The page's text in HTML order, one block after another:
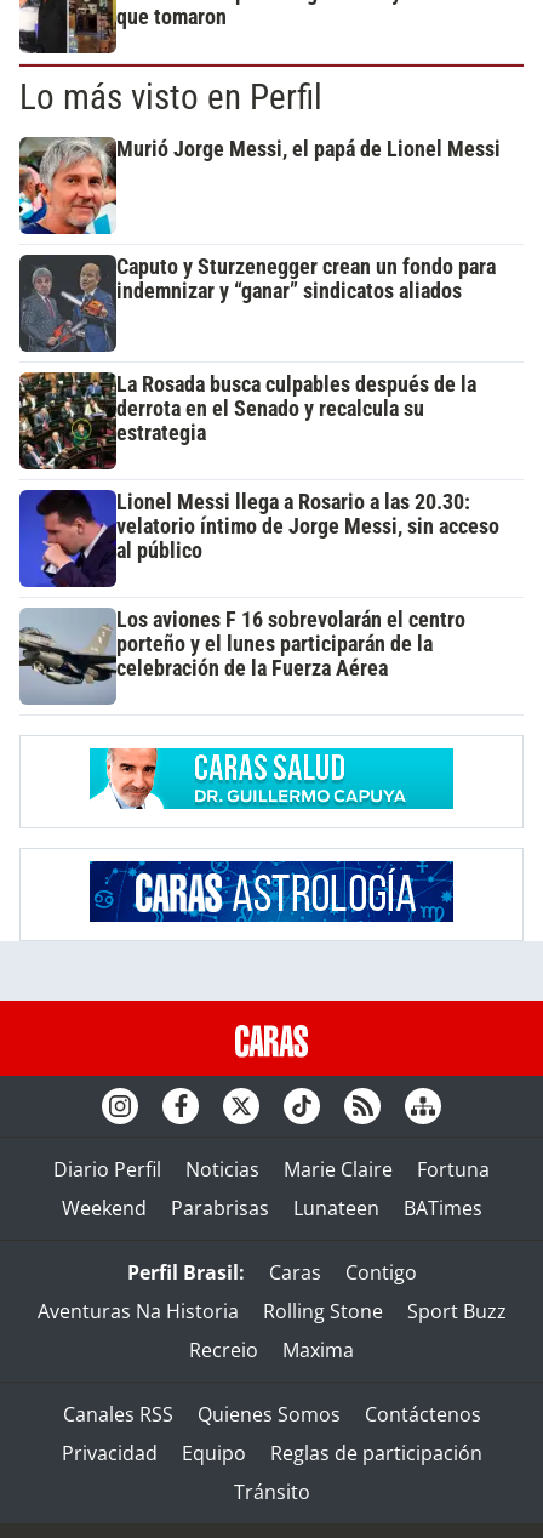
que tomaron
Lo más visto en Perfil
Murió Jorge Messi, el papá de Lionel Messi
Caputo y Sturzenegger crean un fondo para
indemnizar y “ganar” sindicatos aliados
La Rosada busca culpables después de la
derrota en el Senado y recalcula su
estrategia
Lionel Messi llega a Rosario a las 20.30:
velatorio íntimo de Jorge Messi, sin acceso
al público
Los aviones F 16 sobrevolarán el centro
porteño y el lunes participarán de la
celebración de la Fuerza Aérea
Diario Perfil Noticias Marie Claire
Fortuna
Weekend
Parabrisas Lunateen BATimes
Perfil Brasil: Caras
Contigo
Aventuras Na Historia
Rolling Stone
Sport Buzz
Recreio
Maxima
Canales RSS Quienes Somos
Contáctenos
Privacidad
Equipo
Reglas de participación
Tránsito